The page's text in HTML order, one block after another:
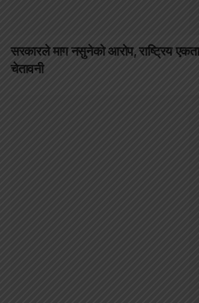
सरकारले माग नसुनेको आरोप, राष्ट्रिय
चेतावनी